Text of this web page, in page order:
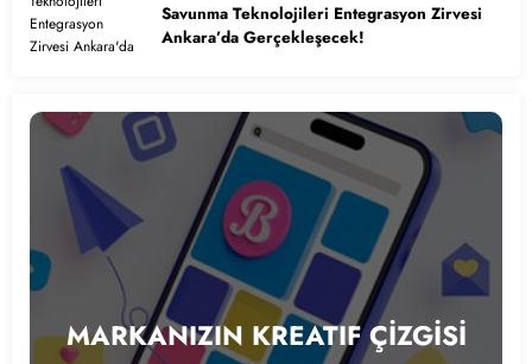
Savunma Teknolojileri Entegrasyon Zirvesi
Ankara’da Gerçekleşecek!
MARKANIZIN KREATIF ÇİZGİSİ